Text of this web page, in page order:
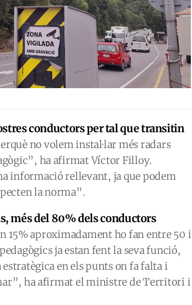
conductors per tal que transitin
no volem instal·lar més radars
ha afirmat Víctor Filloy.
informació rellevant, ja que podem
la norma”.
més del 80% dels conductors
15% aproximadament ho fan entre 50 i
ja estan fent la seva funció,
en els punts on fa falta i
ha afirmat el ministre de Territori i